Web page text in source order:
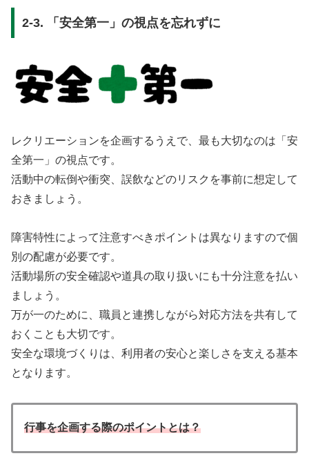
2-3. 「安全第一」の視点を忘れずに
レクリエーションを企画するうえで、最も大切なのは「安
全第一」の視点です。
活動中の転倒や衝突、誤飲などのリスクを事前に想定して
おきましょう。
障害特性によって注意すべきポイントは異なりますので個
別の配慮が必要です。
活動場所の安全確認や道具の取り扱いにも十分注意を払い
ましょう。
万が一のために、職員と連携しながら対応方法を共有して
おくことも大切です。
安全な環境づくりは、利用者の安心と楽しさを支える基本
となります。
行事を企画する際のポイントとは？